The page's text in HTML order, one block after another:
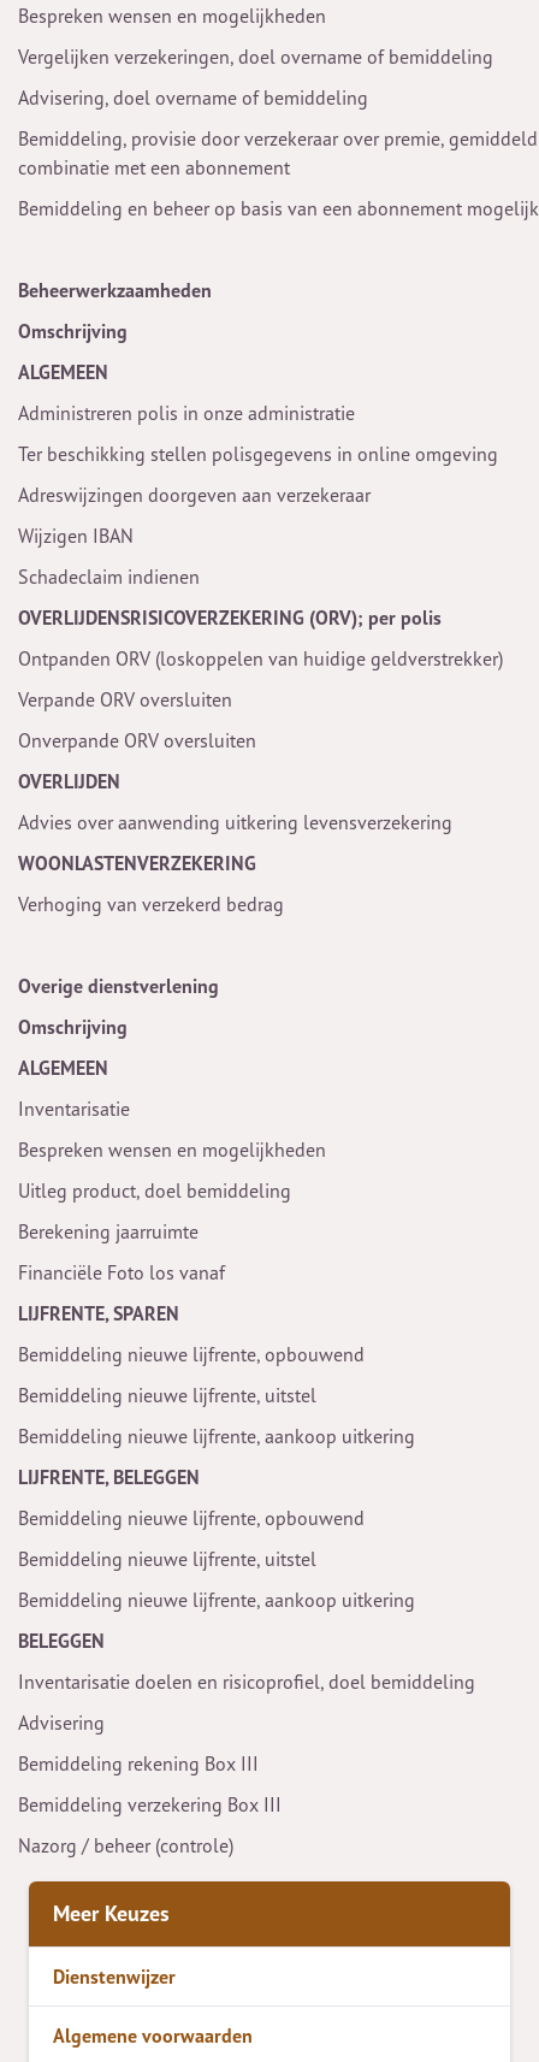
Bespreken wensen en mogelijkheden
Vergelijken verzekeringen, doel overname of bemiddeling
Advisering, doel overname of bemiddeling
Bemiddeling, provisie door verzekeraar over premie,
combinatie met een abonnement
Bemiddeling en beheer op basis van een abonnement mogelijk
Beheerwerkzaamheden
Omschrijving
ALGEMEEN
Administreren polis in onze administratie
Ter beschikking stellen polisgegevens in online omgeving
Adreswijzingen doorgeven aan verzekeraar
Wijzigen IBAN
Schadeclaim indienen
OVERLIJDENSRISICOVERZEKERING (ORV); per polis
Ontpanden ORV (loskoppelen van huidige geldverstrekker)
Verpande ORV oversluiten
Onverpande ORV oversluiten
OVERLIJDEN
Advies over aanwending uitkering levensverzekering
WOONLASTENVERZEKERING
Verhoging van verzekerd bedrag
Overige dienstverlening
Omschrijving
ALGEMEEN
Inventarisatie
Bespreken wensen en mogelijkheden
Uitleg product, doel bemiddeling
Berekening jaarruimte
Financiële Foto los vanaf
LIJFRENTE, SPAREN
Bemiddeling nieuwe lijfrente, opbouwend
Bemiddeling nieuwe lijfrente, uitstel
Bemiddeling nieuwe lijfrente, aankoop uitkering
LIJFRENTE, BELEGGEN
Bemiddeling nieuwe lijfrente, opbouwend
Bemiddeling nieuwe lijfrente, uitstel
Bemiddeling nieuwe lijfrente, aankoop uitkering
BELEGGEN
Inventarisatie doelen en risicoprofiel, doel bemiddeling
Advisering
Bemiddeling rekening Box III
Bemiddeling verzekering Box III
Nazorg / beheer (controle)
Meer Keuzes
Dienstenwijzer
Algemene voorwaarden